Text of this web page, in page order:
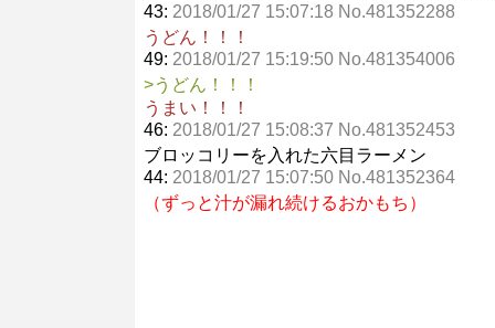
43: 2018/01/27 15:07:18 No.481352288
うどん！！！
49: 2018/01/27 15:19:50 No.481354006
>うどん！！！
うまい！！！
46: 2018/01/27 15:08:37 No.481352453
ブロッコリーを入れた六目ラーメン
44: 2018/01/27 15:07:50 No.481352364
（ずっと汁が漏れ続けるおかもち）